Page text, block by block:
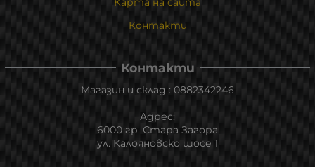
Контакти
Контакти
Магазин и склад : 0882342246
Адрес:
6000 гр. Стара Загора
ул. Калояновско шосе 1